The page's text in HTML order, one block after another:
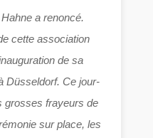
a renoncé.
cette association
de sa
Düsseldorf. Ce jour-
grosses frayeurs de
sur place, les